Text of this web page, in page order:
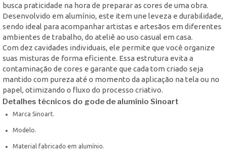
busca praticidade na hora de preparar as cores de uma obra.
Desenvolvido em alumínio, este item une leveza e durabilidade,
sendo ideal para acompanhar artistas e artesãos em diferentes
ambientes de trabalho, do ateliê ao uso casual em casa.
Com dez cavidades individuais, ele permite que você organize
suas misturas de forma eficiente. Essa estrutura evita a
contaminação de cores e garante que cada tom criado seja
mantido com pureza até o momento da aplicação na tela ou no
papel, otimizando o fluxo do processo criativo.
Detalhes técnicos do gode de alumínio Sinoart
Marca Sinoart.
Modelo.
Material fabricado em alumínio.